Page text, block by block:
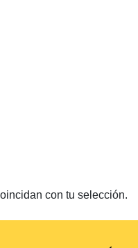
con tu selección.